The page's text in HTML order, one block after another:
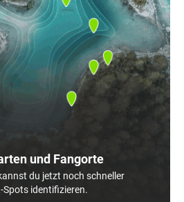
und Fangorte
du jetzt noch schneller
Spots identifizieren.